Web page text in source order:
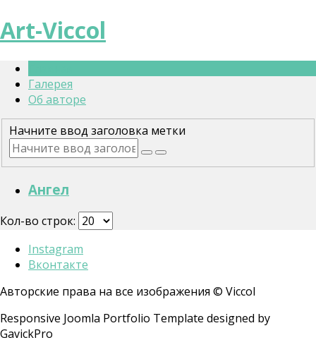
Art-Viccol
Галерея
Об авторе
Начните ввод заголовка метки
Ангел
Кол-во строк:
Instagram
Вконтакте
Авторские права на все изображения © Viccol
Responsive Joomla Portfolio Template designed by
GavickPro